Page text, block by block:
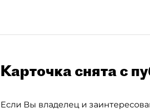
Карточка снята с
Если Вы владелец и